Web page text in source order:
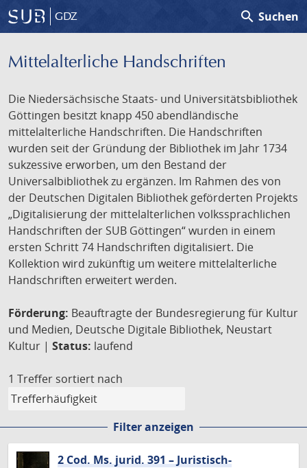
GDZ search Suchen
Mittelalterliche Handschriften
Die Niedersächsische Staats- und Universitätsbibliothek
Göttingen besitzt knapp 450 abendländische
mittelalterliche Handschriften. Die Handschriften
wurden seit der Gründung der Bibliothek im Jahr 1734
sukzessive erworben, um den Bestand der
Universalbibliothek zu ergänzen. Im Rahmen des von
der Deutschen Digitalen Bibliothek geförderten Projekts
„Digitalisierung der mittelalterlichen volkssprachlichen
Handschriften der SUB Göttingen“ wurden in einem
ersten Schritt 74 Handschriften digitalisiert. Die
Kollektion wird zukünftig um weitere mittelalterliche
Handschriften erweitert werden.
Förderung: Beauftragte der Bundesregierung für Kultur
und Medien, Deutsche Digitale Bibliothek, Neustart
Kultur | Status: laufend
1 Treffer sortiert nach
Filter anzeigen
2 Cod. Ms. jurid. 391 – Juristisch-